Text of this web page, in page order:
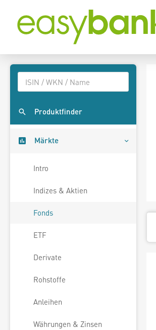
Produktfinder
Märkte
Intro
Indizes & Aktien
Fonds
ETF
Derivate
Rohstoffe
Anleihen
Währungen & Zinsen